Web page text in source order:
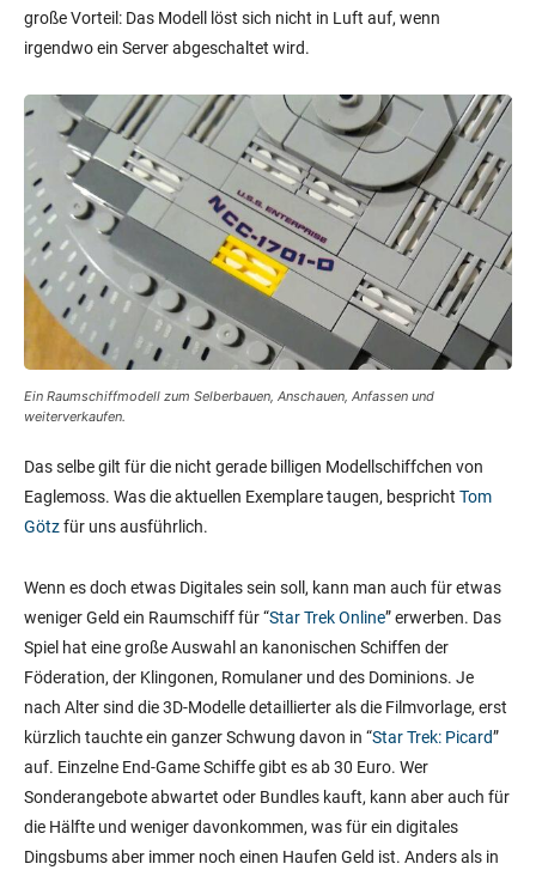
große Vorteil: Das Modell löst sich nicht in Luft auf, wenn
irgendwo ein Server abgeschaltet wird.
Ein Raumschiffmodell zum Selberbauen, Anschauen, Anfassen und
weiterverkaufen.
Das selbe gilt für die nicht gerade billigen Modellschiffchen von
Eaglemoss. Was die aktuellen Exemplare taugen, bespricht Tom
Götzfür uns ausführlich.
Wenn es doch etwas Digitales sein soll, kann man auch für etwas
weniger Geld ein Raumschiff für “Star Trek Online” erwerben. Das
Spiel hat eine große Auswahl an kanonischen Schiffen der
Föderation, der Klingonen, Romulaner und des Dominions. Je
nach Alter sind die 3D-Modelle detaillierter als die Filmvorlage, erst
kürzlich tauchte ein ganzer Schwung davon in “Star Trek: Picard”
auf. Einzelne End-Game Schiffe gibt es ab 30 Euro. Wer
Sonderangebote abwartet oder Bundles kauft, kann aber auch für
die Hälfte und weniger davonkommen, was für ein digitales
Dingsbums aber immer noch einen Haufen Geld ist. Anders als in